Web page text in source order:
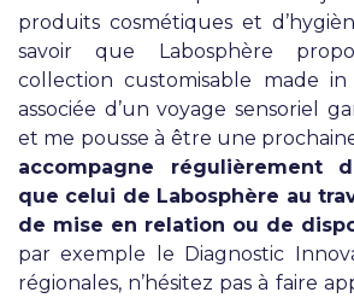
produits cosmétiques et
savoir que Labosphère
collection customisable made in
associée d’un voyage sensoriel
et me pousse à être une
accompagne régulièrement
que celui de Labosphère au
de mise en relation ou de
par exemple le Diagnostic
régionales, n’hésitez pas à faire